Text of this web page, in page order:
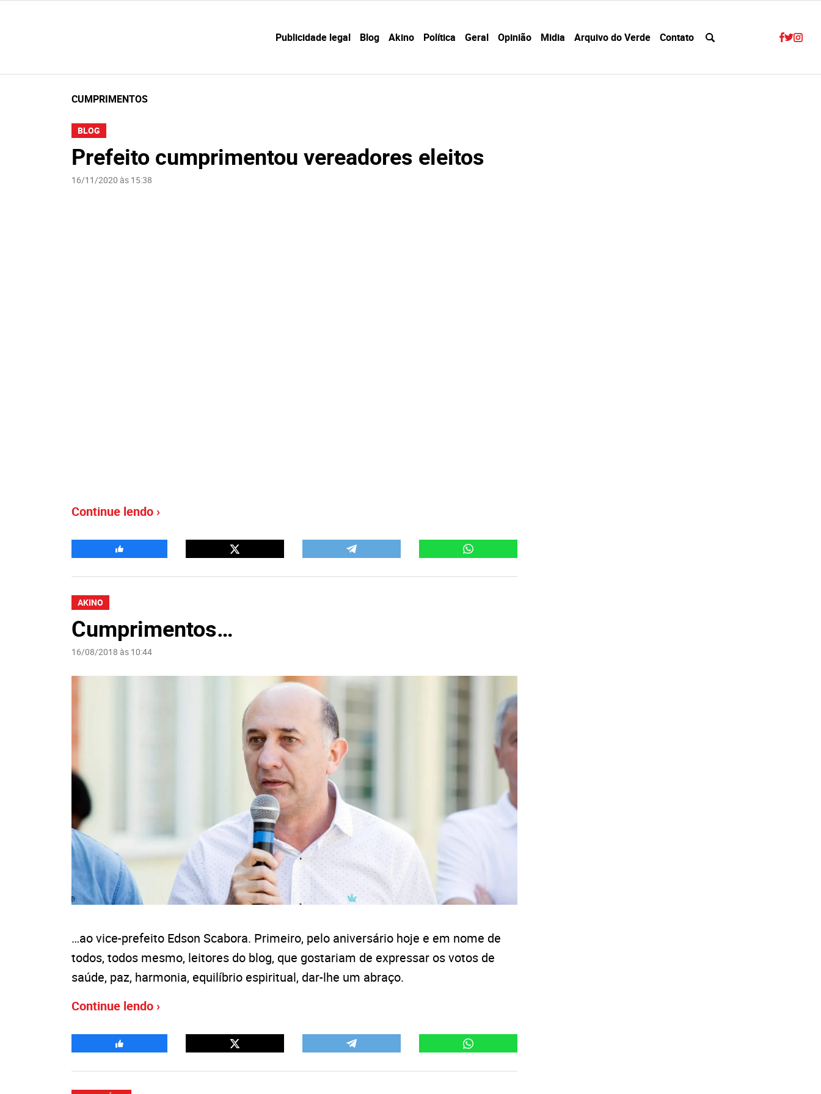
Publicidade legal Blog Akino Política Geral Opinião Midia Arquivo do Verde Contato
CUMPRIMENTOS
BLOG
Prefeito cumprimentou vereadores eleitos
16/11/2020 às 15:38
Continue lendo ›
AKINO
Cumprimentos…
16/08/2018 às 10:44
…ao vice-prefeito Edson Scabora. Primeiro, pelo aniversário hoje e em nome de
todos, todos mesmo, leitores do blog, que gostariam de expressar os votos de
saúde, paz, harmonia, equilíbrio espiritual, dar-lhe um abraço.
Continue lendo ›